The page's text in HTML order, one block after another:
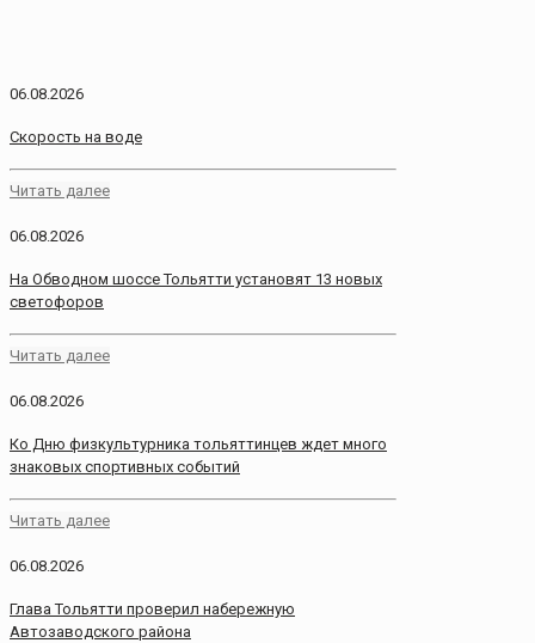
06.08.2026
Скорость на воде
Читать далее
06.08.2026
На Обводном шоссе Тольятти установят 13 новых
светофоров
Читать далее
06.08.2026
Ко Дню физкультурника тольяттинцев ждет много
знаковых спортивных событий
Читать далее
06.08.2026
Глава Тольятти проверил набережную
Автозаводского района